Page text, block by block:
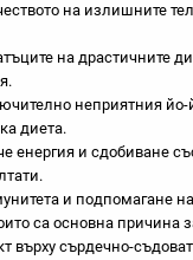
на излишните
на драстичните
неприятния йо-
диета.
енергия и сдобиване
и подпомагане
са основна причина
върху сърдечно-